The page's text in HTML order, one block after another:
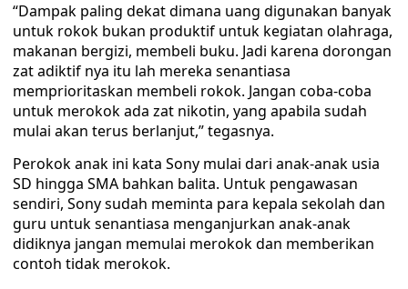
“Dampak paling dekat dimana uang digunakan banyak
untuk rokok bukan produktif untuk kegiatan olahraga,
makanan bergizi, membeli buku. Jadi karena dorongan
zat adiktif nya itu lah mereka senantiasa
memprioritaskan membeli rokok. Jangan coba-coba
untuk merokok ada zat nikotin, yang apabila sudah
mulai akan terus berlanjut,” tegasnya.
Perokok anak ini kata Sony mulai dari anak-anak usia
SD hingga SMA bahkan balita. Untuk pengawasan
sendiri, Sony sudah meminta para kepala sekolah dan
guru untuk senantiasa menganjurkan anak-anak
didiknya jangan memulai merokok dan memberikan
contoh tidak merokok.